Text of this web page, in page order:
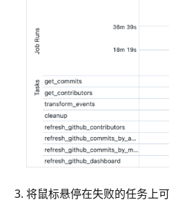
将鼠标悬停在失败的任务上